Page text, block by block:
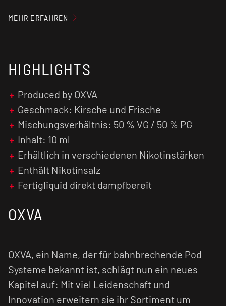
Für ein optimales Geschmackserlebnis
Nikotinsalz Liquids sind im Vergleich zu
normalen nikotinhaltigen E-Liquids weniger
kratzig und verursachen einen geringen Flash
(Throat Hit). Zusätzlich wird das Nikotinsalz
schneller vom menschlichen Organismus
verarbeitet, was zu einer früheren
Nikotinsättigung führt.
MEHR ERFAHREN
HIGHLIGHTS
Produced by OXVA
Geschmack: Kirsche und Frische
Mischungsverhältnis: 50 % VG / 50 % PG
Inhalt: 10 ml
Erhältlich in verschiedenen Nikotinstärken
Enthält Nikotinsalz
Fertigliquid direkt dampfbereit
OXVA
OXVA, ein Name, der für bahnbrechende Pod
Systeme bekannt ist, schlägt nun ein neues
Kapitel auf: Mit viel Leidenschaft und
Innovation erweitern sie ihr Sortiment um